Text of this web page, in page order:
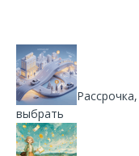
выбрать